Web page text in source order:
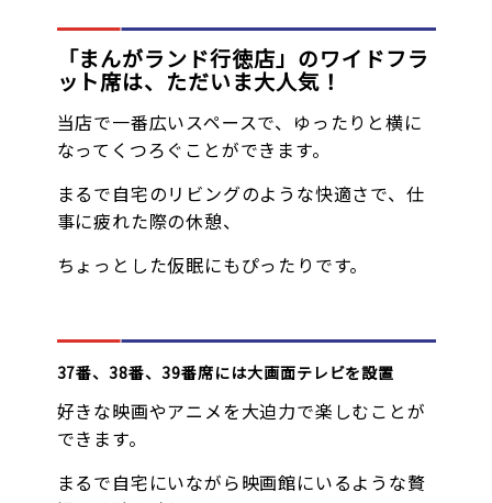
「まんがランド行徳店」のワイドフラ
ット席は、ただいま大人気！
当店で一番広いスペースで、ゆったりと横に
なってくつろぐことができます。
まるで自宅のリビングのような快適さで、仕
事に疲れた際の休憩、
ちょっとした仮眠にもぴったりです。
37番、38番、39番席には大画面テレビを設置
好きな映画やアニメを大迫力で楽しむことが
できます。
まるで自宅にいながら映画館にいるような贅